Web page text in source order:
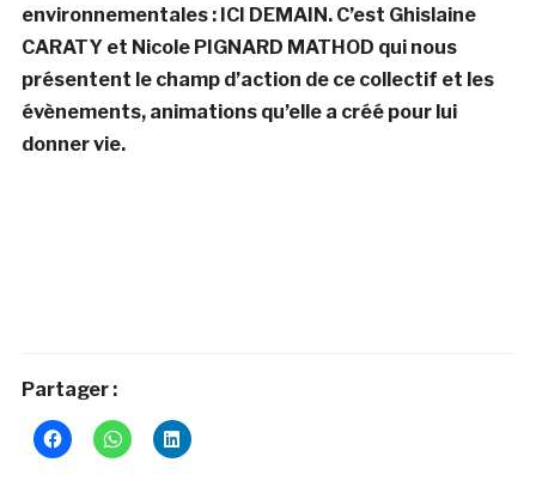
environnementales : ICI DEMAIN. C’est Ghislaine
CARATY et Nicole PIGNARD MATHOD qui nous
présentent le champ d’action de ce collectif et les
évènements, animations qu’elle a créé pour lui
donner vie.
Partager :